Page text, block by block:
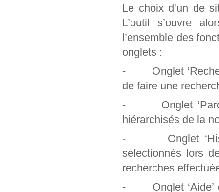
Le choix d’un de
L’outil s’ouvre
l’ensemble des
onglets :
- Onglet
de faire une
- Onglet
hiérarchisés de la
- Onglet
sélectionnés lors
recherches
- Onglet ‘Aide’